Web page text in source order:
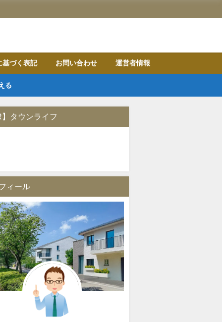
基づく表記 お問い合わせ 運営者情報
る
】タウンライフ
ィール